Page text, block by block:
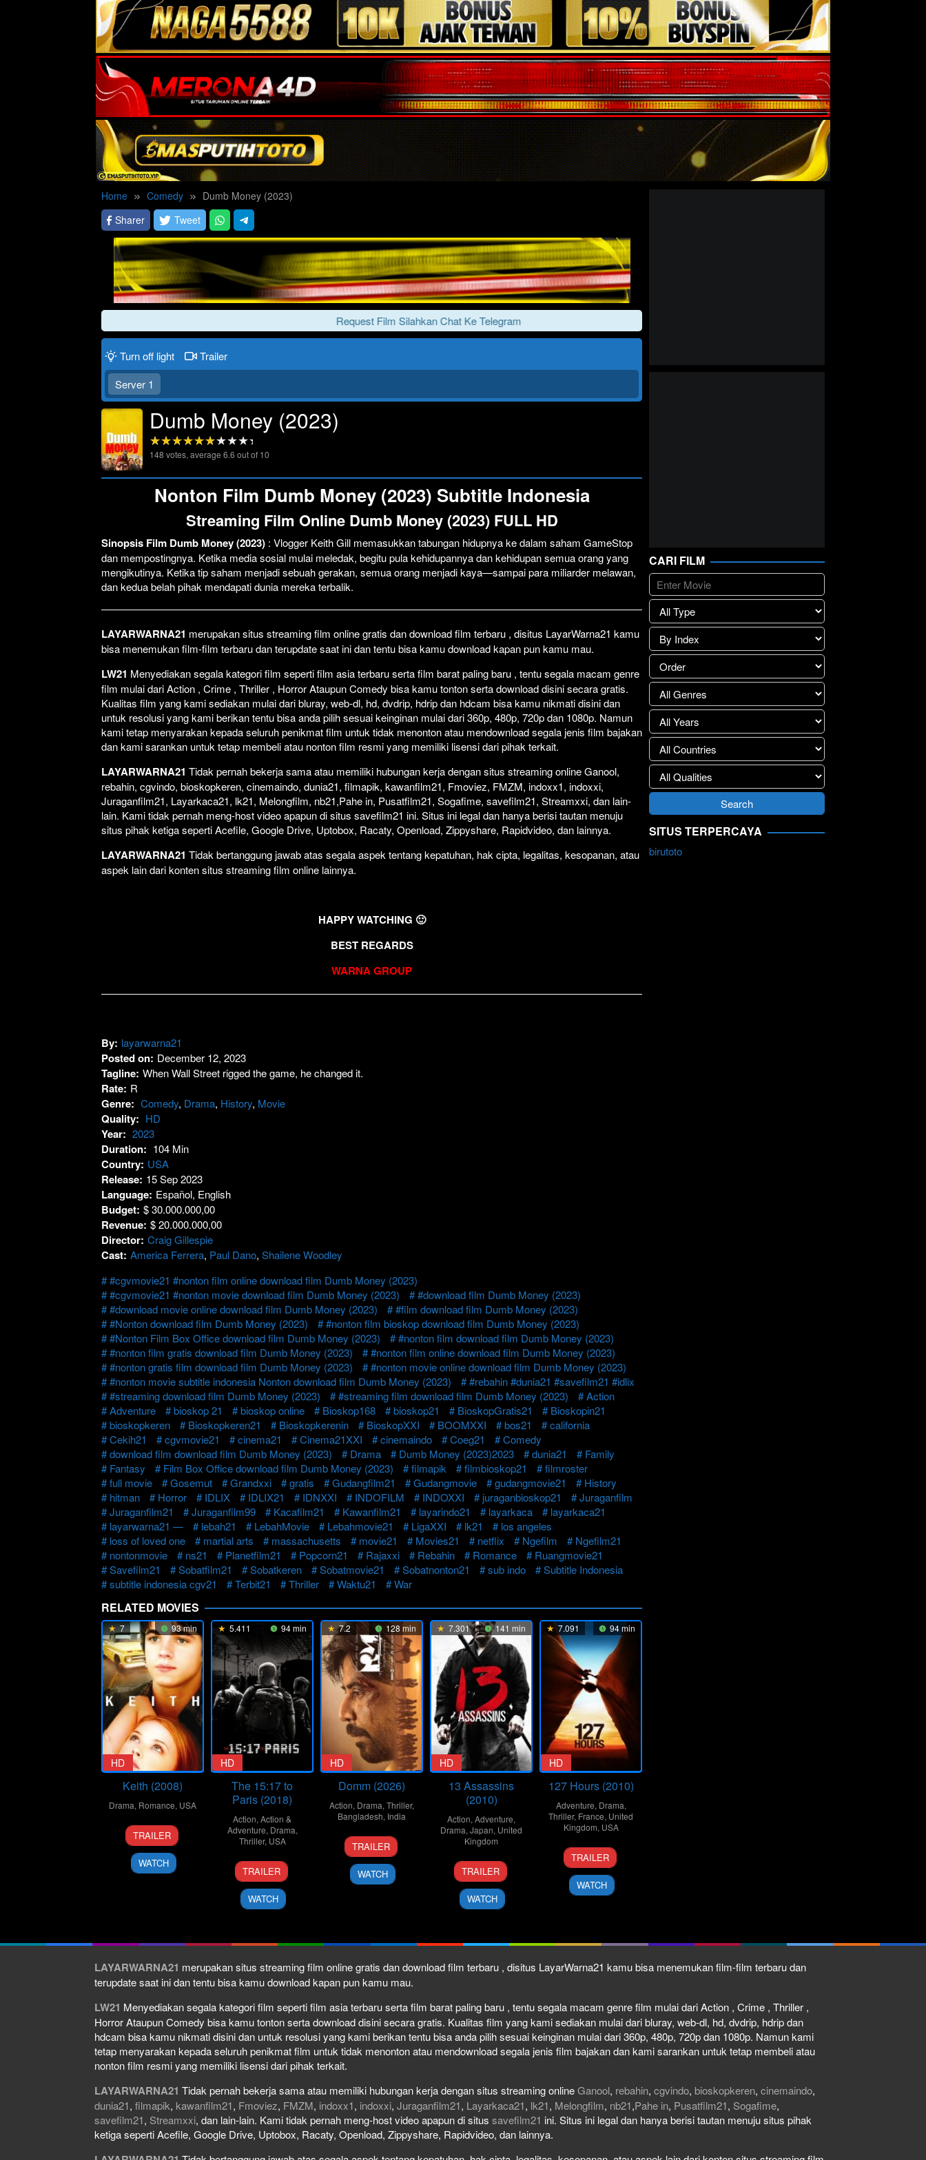
Home Comedy
Dumb Money (2023)
Sharer
Tweet
Request Film Silahkan Chat Ke Telegram
Lewati >>>
Click To Play
Turn off light
Trailer
Server 1
Dumb Money (2023)
148 votes, average 6.6 out of 10
Nonton Film Dumb Money (2023) Subtitle Indonesia
Streaming Film Online Dumb Money (2023) FULL HD
Sinopsis Film Dumb Money (2023) : Vlogger Keith Gill memasukkan tabungan hidupnya ke dalam saham GameStop
dan mempostingnya. Ketika media sosial mulai meledak, begitu pula kehidupannya dan kehidupan semua orang yang
mengikutinya. Ketika tip saham menjadi sebuah gerakan, semua orang menjadi kaya—sampai para miliarder melawan,
dan kedua belah pihak mendapati dunia mereka terbalik.
LAYARWARNA21 merupakan situs streaming film online gratis dan download film terbaru , disitus LayarWarna21 kamu
bisa menemukan film-film terbaru dan terupdate saat ini dan tentu bisa kamu download kapan pun kamu mau.
LW21 Menyediakan segala kategori film seperti film asia terbaru serta film barat paling baru , tentu segala macam genre
film mulai dari Action , Crime , Thriller , Horror Ataupun Comedy bisa kamu tonton serta download disini secara gratis.
Kualitas film yang kami sediakan mulai dari bluray, web-dl, hd, dvdrip, hdrip dan hdcam bisa kamu nikmati disini dan
untuk resolusi yang kami berikan tentu bisa anda pilih sesuai keinginan mulai dari 360p, 480p, 720p dan 1080p. Namun
kami tetap menyarakan kepada seluruh penikmat film untuk tidak menonton atau mendownload segala jenis film bajakan
dan kami sarankan untuk tetap membeli atau nonton film resmi yang memiliki lisensi dari pihak terkait.
LAYARWARNA21 Tidak pernah bekerja sama atau memiliki hubungan kerja dengan situs streaming online Ganool,
rebahin, cgvindo, bioskopkeren, cinemaindo, dunia21, filmapik, kawanfilm21, Fmoviez, FMZM, indoxx1, indoxxi,
Juraganfilm21, Layarkaca21, lk21, Melongfilm, nb21,Pahe in, Pusatfilm21, Sogafime, savefilm21, Streamxxi, dan lain-
lain. Kami tidak pernah meng-host video apapun di situs savefilm21 ini. Situs ini legal dan hanya berisi tautan menuju
situs pihak ketiga seperti Acefile, Google Drive, Uptobox, Racaty, Openload, Zippyshare, Rapidvideo, dan lainnya.
LAYARWARNA21 Tidak bertanggung jawab atas segala aspek tentang kepatuhan, hak cipta, legalitas, kesopanan, atau
aspek lain dari konten situs streaming film online lainnya.
HAPPY WATCHING 🙂
BEST REGARDS
WARNA GROUP
By: layarwarna21
Posted on: December 12, 2023
Tagline: When Wall Street rigged the game, he changed it.
Rate: R
Genre: Comedy, Drama, History, Movie
Quality: HD
Year: 2023
Duration: 104 Min
Country: USA
Release: 15 Sep 2023
Language: Español, English
Budget: $ 30.000.000,00
Revenue: $ 20.000.000,00
Director: Craig Gillespie
Cast: America Ferrera, Paul Dano, Shailene Woodley
#cgvmovie21 #nonton film online download film Dumb Money (2023)
#cgvmovie21 #nonton movie download film Dumb Money (2023)
#download film Dumb Money (2023)
#download movie online download film Dumb Money (2023)
#film download film Dumb Money (2023)
#Nonton download film Dumb Money (2023)
#nonton film bioskop download film Dumb Money (2023)
#Nonton Film Box Office download film Dumb Money (2023)
#nonton film download film Dumb Money (2023)
#nonton film gratis download film Dumb Money (2023)
#nonton film online download film Dumb Money (2023)
#nonton gratis film download film Dumb Money (2023)
#nonton movie online download film Dumb Money (2023)
#nonton movie subtitle indonesia Nonton download film Dumb Money (2023)
#rebahin #dunia21 #savefilm21 #idlix
#streaming download film Dumb Money (2023)
#streaming film download film Dumb Money (2023)
Action
Adventure
bioskop 21 bioskop online Bioskop168 bioskop21 BioskopGratis21
Bioskopin21
bioskopkeren
Bioskopkeren21 Bioskopkerenin BioskopXXI BOOMXXI bos21
california
Cekih21
cgvmovie21 cinema21 Cinema21XXI cinemaindo Coeg21
Comedy
download film download film Dumb Money (2023)
Drama Dumb Money (2023)2023 dunia21
Family
Fantasy
Film Box Office download film Dumb Money (2023) filmapik filmbioskop21
filmroster
full movie
Gosemut Grandxxi gratis Gudangfilm21 Gudangmovie gudangmovie21
History
hitman
Horror IDLIX IDLIX21 IDNXXI INDOFILM INDOXXI juraganbioskop21
Juraganfilm
Juraganfilm21
Juraganfilm99 Kacafilm21 Kawanfilm21 layarindo21 layarkaca
layarkaca21
layarwarna21 —
lebah21 LebahMovie Lebahmovie21 LigaXXI lk21
los angeles
loss of loved one
martial arts massachusetts movie21 Movies21 netflix Ngefilm
Ngefilm21
nontonmovie
ns21 Planetfilm21 Popcorn21 Rajaxxi Rebahin Romance
Ruangmovie21
Savefilm21
Sobatfilm21 Sobatkeren Sobatmovie21 Sobatnonton21 sub indo
Subtitle Indonesia
subtitle indonesia cgv21
Terbit21 Thriller Waktu21 War
RELATED MOVIES
7 93 min
HD
Keith (2008)
Drama, Romance, USA
13
Sep
2008
Todd
Kessler
TRAILER
WATCH
5.411 94 min
HD
The 15:17 to
Paris (2018)
Action, Action &
Adventure, Drama,
Thriller, USA
7
Feb
2018
Clint
Eastwood
TRAILER
WATCH
7.2 128 min
HD
Domm (2026)
Action, Drama, Thriller,
Bangladesh, India
21
Mar
2026
Redoan
Rony
TRAILER
WATCH
7.301 141 min
HD
13 Assassins
(2010)
Action, Adventure,
Drama, Japan, United
Kingdom
25
Sep
2010
Takashi
Miike
TRAILER
WATCH
7.091 94 min
HD
127 Hours (2010)
Adventure, Drama,
Thriller, France, United
Kingdom, USA
12
Nov
2010
Danny
Boyle
TRAILER
WATCH
CARI FILM
SITUS TERPERCAYA
birutoto
LAYARWARNA21 merupakan situs streaming film online gratis dan download film terbaru , disitus LayarWarna21 kamu bisa menemukan film-film terbaru dan
terupdate saat ini dan tentu bisa kamu download kapan pun kamu mau.
LW21 Menyediakan segala kategori film seperti film asia terbaru serta film barat paling baru , tentu segala macam genre film mulai dari Action , Crime , Thriller ,
Horror Ataupun Comedy bisa kamu tonton serta download disini secara gratis. Kualitas film yang kami sediakan mulai dari bluray, web-dl, hd, dvdrip, hdrip dan
hdcam bisa kamu nikmati disini dan untuk resolusi yang kami berikan tentu bisa anda pilih sesuai keinginan mulai dari 360p, 480p, 720p dan 1080p. Namun kami
tetap menyarakan kepada seluruh penikmat film untuk tidak menonton atau mendownload segala jenis film bajakan dan kami sarankan untuk tetap membeli atau
nonton film resmi yang memiliki lisensi dari pihak terkait.
LAYARWARNA21 Tidak pernah bekerja sama atau memiliki hubungan kerja dengan situs streaming onlineGanool, rebahin, cgvindo, bioskopkeren, cinemaindo,
dunia21, filmapik, kawanfilm21, Fmoviez, FMZM, indoxx1, indoxxi, Juraganfilm21, Layarkaca21, lk21, Melongfilm, nb21,Pahe in, Pusatfilm21, Sogafime,
savefilm21, Streamxxi, dan lain-lain. Kami tidak pernah meng-host video apapun di situs savefilm21 ini. Situs ini legal dan hanya berisi tautan menuju situs pihak
ketiga seperti Acefile, Google Drive, Uptobox, Racaty, Openload, Zippyshare, Rapidvideo, dan lainnya.